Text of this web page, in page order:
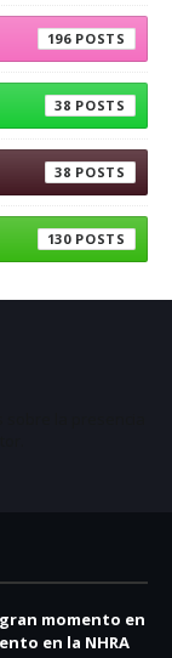
196
38
38
130
momento en
en la NHRA